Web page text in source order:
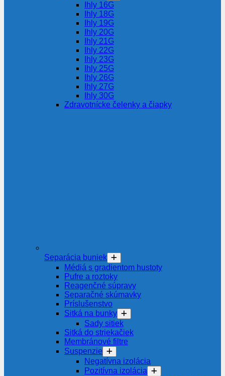
Ihly 16G
Ihly 18G
Ihly 19G
Ihly 20G
Ihly 21G
Ihly 22G
Ihly 23G
Ihly 25G
Ihly 26G
Ihly 27G
Ihly 30G
Zdravotnícke čelenky a čiapky
Separácia buniek
Médiá s gradientom hustoty
Pufre a roztoky
Reagenčné súpravy
Separačné skúmavky
Príslušenstvo
Sitká na bunky
Sady sitiek
Sitká do striekačiek
Membránové filtre
Suspenzie
Negatívna izolácia
Pozitívna izolácia